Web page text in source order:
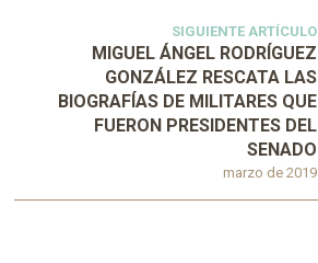
SIGUIENTE ARTÍCULO
marzo de 2019
MIGUEL ÁNGEL RODRÍGUEZ
GONZÁLEZ RESCATA LAS
BIOGRAFÍAS DE MILITARES QUE
FUERON PRESIDENTES DEL
SENADO